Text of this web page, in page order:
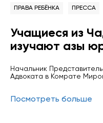
ПРАВА РЕБЁНКА ПРЕССА
Учащиеся из
изучают азы
Начальник
Адвоката в Комрате
избрана "Особенности
Посмотреть больше